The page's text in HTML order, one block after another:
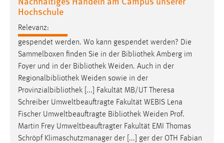
Hochschule
Relevanz:
gespendet werden. Wo kann gespendet werden? Die
Sammelboxen finden Sie in der Bibliothek Amberg im
Foyer und in der Bibliothek Weiden. Auch in der
Regionalbibliothek Weiden sowie in der
Provinzialbibliothek [...] Fakultät MB/UT Theresa
Schreiber Umweltbeauftragte Fakultät WEBIS Lena
Fischer Umweltbeauftragte Bibliothek Weiden Prof.
Martin Frey Umweltbeauftragter Fakultät EMI Thomas
Schröpf Klimaschutzmanager der [...] ger der OTH Fabian
Cookie Laufzeit:
MibewSessionID, mibew-chat-frame-style-
5e9dbeb1811c0446 = Sitzungslaufzeit, mibew_locale = 3
Jahre, MIBEW_UserID = 1 Jahr
Login
Name:
fe_user, be_user, be_lastLoginProvider
Zweck:
Dieser Cookie ist notwendig um sich an der Website